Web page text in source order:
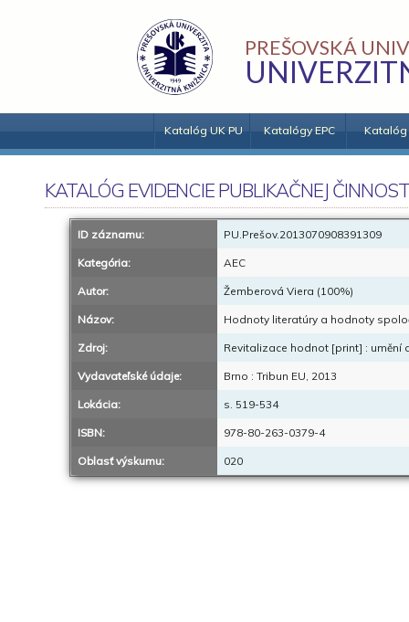
PREŠOVSKÁ
Katalóg UK PU Katalógy EPC Katalóg
KATALÓG EVIDENCIE PUBLIKAČNEJ
ID záznamu: PU.Prešov.2013070908391309
Kategória: AEC
Autor: Žemberová Viera (100%)
Názov: Hodnoty literatúry a hodnoty
Zdroj: Revitalizace hodnot [print] : umění
Vydavateľské údaje: Brno : Tribun EU, 2013
Lokácia: s. 519-534
ISBN: 978-80-263-0379-4
Oblasť výskumu: 020